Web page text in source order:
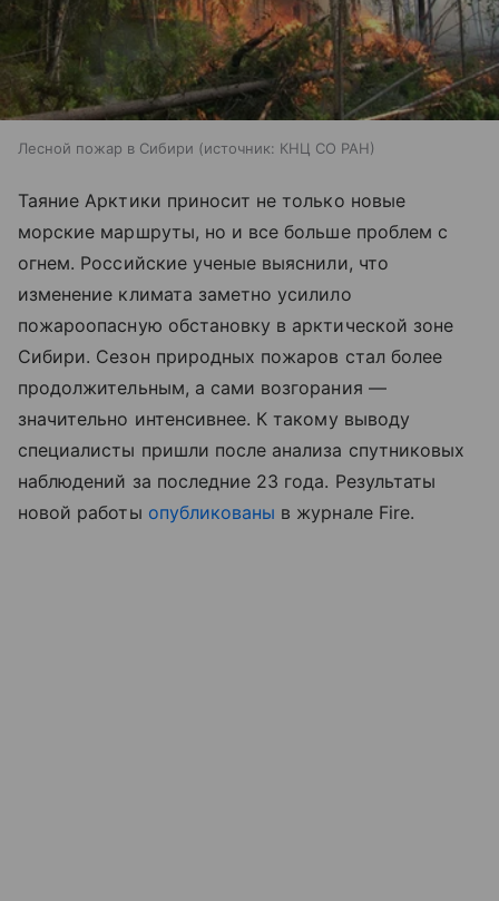
Лесной пожар в Сибири источник: КНЦ СО РАН
Таяние Арктики приносит не только новые
морские маршруты, но и все больше проблем с
огнем. Российские ученые выяснили, что
изменение климата заметно усилило
пожароопасную обстановку в арктической зоне
Сибири. Сезон природных пожаров стал более
продолжительным, а сами возгорания —
значительно интенсивнее. К такому выводу
специалисты пришли после анализа спутниковых
наблюдений за последние 23 года. Результаты
новой работы опубликованы в журнале Fire.